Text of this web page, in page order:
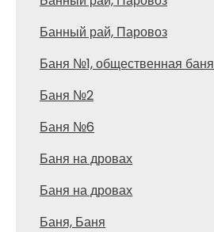
Банный рай, Паровоз
Баня №1, общественная баня
Баня №2
Баня №6
Баня на дровах
Баня на дровах
Баня, Баня